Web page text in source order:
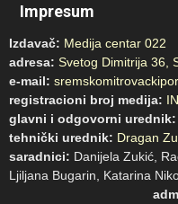
Impresum
Izdavač: Medija centar 022
adresa: Svetog Dimitrija 36,
e-mail:
registracioni broj medija:
glavni i odgovorni urednik:
tehnički urednik: Dragan
saradnici: Danijela Zukić,
Ljiljana